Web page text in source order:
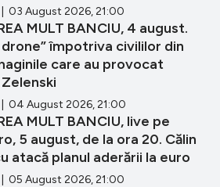
| 03 August 2026, 21:00
MULT BANCIU, 4 august.
împotriva civililor din
care au provocat
| 04 August 2026, 21:00
MULT BANCIU, live pe
5 august, de la ora 20. Călin
atacă planul aderării la euro
| 05 August 2026, 21:00